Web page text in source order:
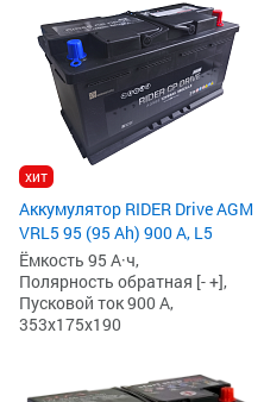
хит
Аккумулятор RIDER Drive AGM
VRL5 95 (95 Ah) 900 А, L5
Ёмкость 95 А·ч,
Полярность обратная [- +],
Пусковой ток 900 А,
353x175x190